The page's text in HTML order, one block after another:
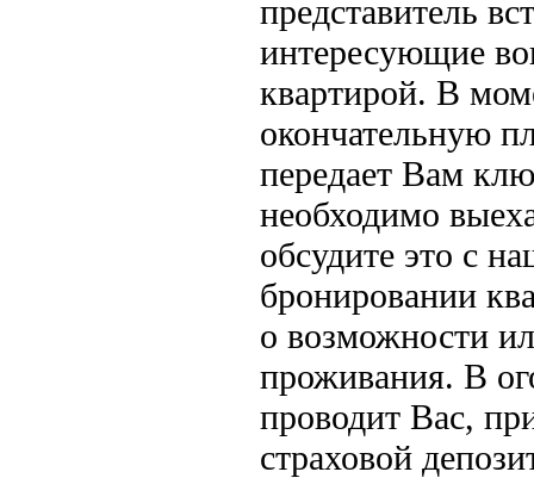
представитель
интересующие
квартирой. В
окончательную
передает Вам
необходимо
обсудите это с
бронировании
о возможности
проживания. В
проводит Вас,
страховой